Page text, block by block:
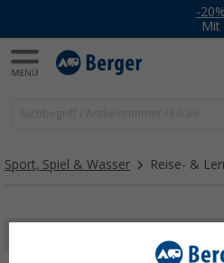
-20% auf
Mit dem
Sport, Spiel & Wasser Reise- &